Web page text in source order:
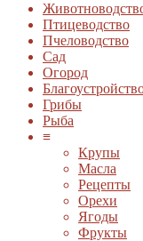
Птицеводство
Пчеловодство
Сад
Огород
Грибы
Рыба
≡
Крупы
Масла
Рецепты
Орехи
Ягоды
Фрукты